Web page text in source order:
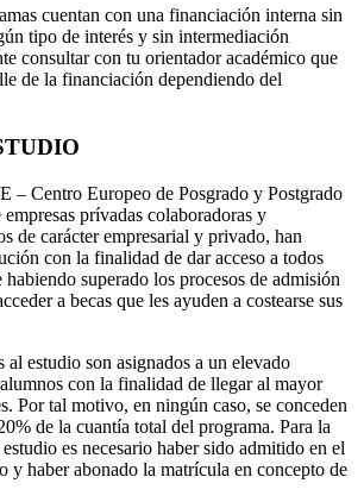
cuentan con una financiación interna sin
tipo de interés y sin intermediación
consultar con tu orientador académico que
de la financiación dependiendo del
– Centro Europeo de Posgrado y Postgrado
prívadas colaboradoras y
de carácter empresarial y privado, han
con la finalidad de dar acceso a todos
superado los procesos de admisión
a becas que les ayuden a costearse sus
al estudio son asignados a un elevado
con la finalidad de llegar al mayor
Por tal motivo, en ningún caso, se conceden
de la cuantía total del programa. Para la
es necesario haber sido admitido en el
y haber abonado la matrícula en concepto de